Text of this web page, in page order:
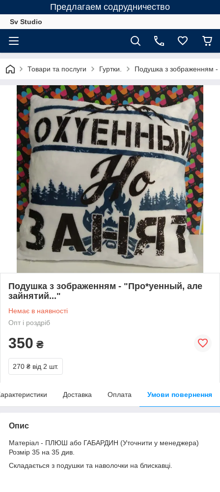
Предлагаем содрудничество
Sv Studio
Товари та послуги Гуртки. Подушка з зображенням
Подушка з зображенням - "Про*уенный, але
зайнятий..."
Немає в наявності
Опт і роздріб
350 ₴
270 ₴ від 2 шт.
Доставка Оплата Умови повернення
Опис
Матеріал - ПЛЮШ або ГАБАРДИН (Уточнити у менеджера)
Розмір 35 на 35 див.
Складається з подушки та наволочки на блискавці.